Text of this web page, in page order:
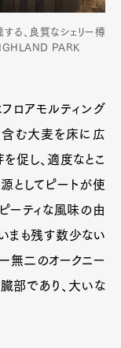
る、良質なシェリー樽
PARK
ロアモルティング
含む大麦を床に広
促し、適度なとこ
としてピートが使
ーティな風味の由
まも残す数少ない
無二のオークニー
部であり、大いな